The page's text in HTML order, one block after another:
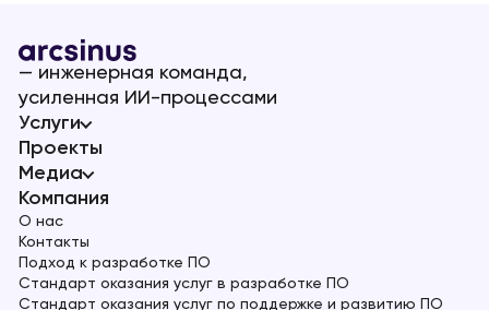
— инженерная команда,
усиленная ИИ-процессами
Услуги
Проекты
Медиа
Компания
О нас
Контакты
Подход к разработке ПО
Стандарт оказания услуг в разработке ПО
Стандарт оказания услуг по поддержке и развитию ПО